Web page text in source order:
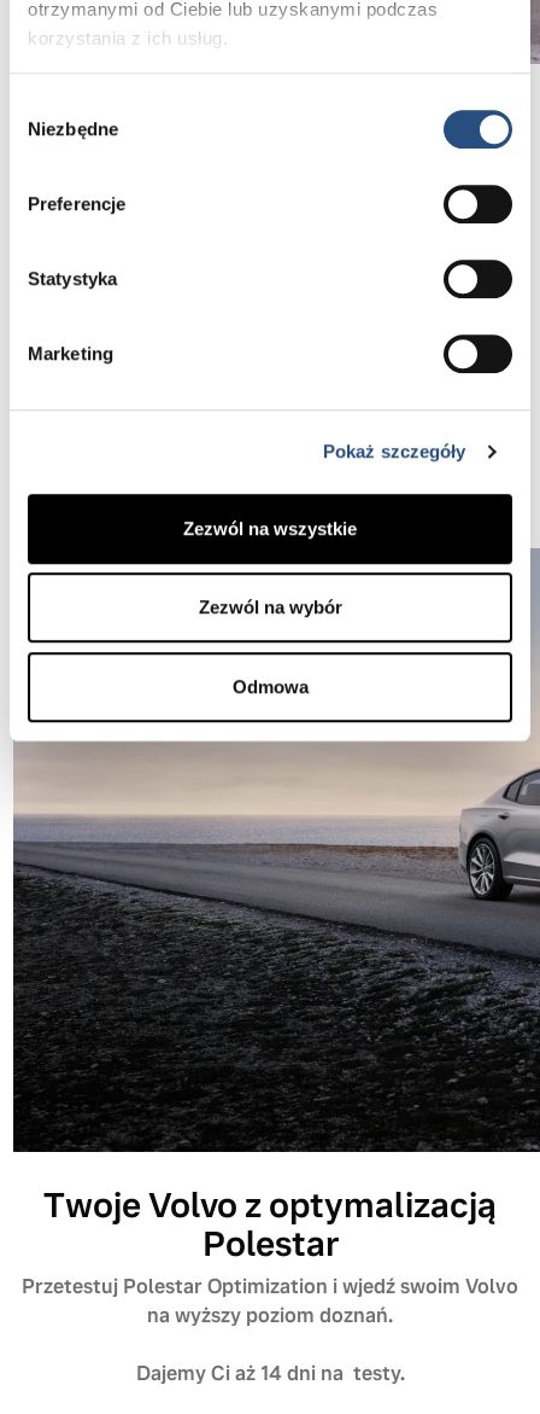
otrzymanymi od Ciebie lub uzyskanymi podczas
korzystania z ich usług.
zgody
Niezbędne
Preferencje
Statystyka
Marketing
Pokaż szczegóły
Zezwól na wszystkie
Zezwól na wybór
Odmowa
Poznaj obszary modyfikacji Polestar:
Reakcja na otwarcie przepustnicy (przyśpieszanie)
Szybkość zmiany biegów
Osiągi silnika
Twoje Volvo z optymalizacją
Polestar
Przetestuj Polestar Optimization i wjedź swoim Volvo
na wyższy poziom doznań.
Dajemy Ci aż 14 dni na testy.